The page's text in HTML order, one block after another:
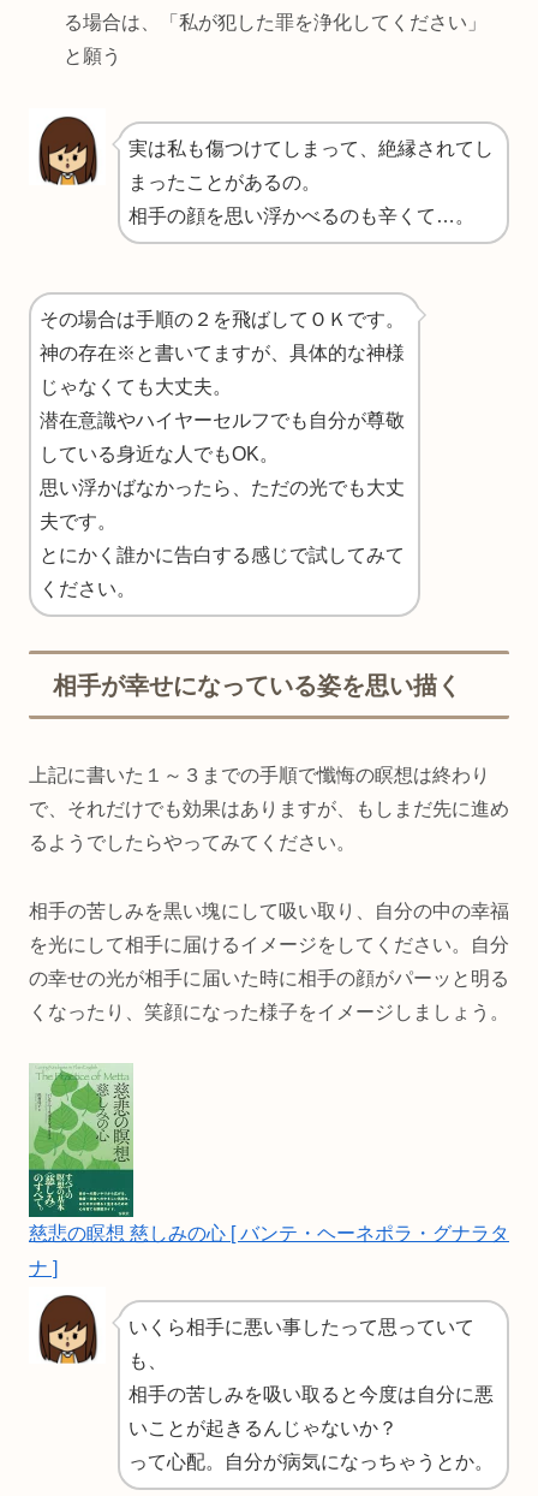
る場合は、「私が犯した罪を浄化してください」
と願う
実は私も傷つけてしまって、絶縁されてし
まったことがあるの。
相手の顔を思い浮かべるのも辛くて…。
その場合は手順の２を飛ばしてＯＫです。
神の存在※と書いてますが、具体的な神様
じゃなくても大丈夫。
潜在意識やハイヤーセルフでも自分が尊敬
している身近な人でもOK。
思い浮かばなかったら、ただの光でも大丈
夫です。
とにかく誰かに告白する感じで試してみて
ください。
相手が幸せになっている姿を思い描く
上記に書いた１～３までの手順で懺悔の瞑想は終わり
で、それだけでも効果はありますが、もしまだ先に進め
るようでしたらやってみてください。
相手の苦しみを黒い塊にして吸い取り、自分の中の幸福
を光にして相手に届けるイメージをしてください。自分
の幸せの光が相手に届いた時に相手の顔がパーッと明る
くなったり、笑顔になった様子をイメージしましょう。
慈悲の瞑想 慈しみの心 [ バンテ・ヘーネポラ・グナラタ
ナ ]
いくら相手に悪い事したって思っていて
も、
相手の苦しみを吸い取ると今度は自分に悪
いことが起きるんじゃないか？
って心配。自分が病気になっちゃうとか。